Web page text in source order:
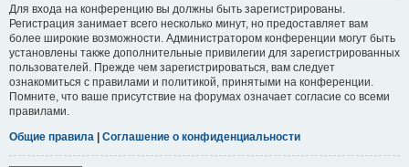
Для входа на конференцию вы должны быть зарегистрированы.
Регистрация занимает всего несколько минут, но предоставляет вам
более широкие возможности. Администратором конференции могут быть
установлены также дополнительные привилегии для зарегистрированных
пользователей. Прежде чем зарегистрироваться, вам следует
ознакомиться с правилами и политикой, принятыми на конференции.
Помните, что ваше присутствие на форумах означает согласие со всеми
правилами.
Общие правила | Соглашение о конфиденциальности